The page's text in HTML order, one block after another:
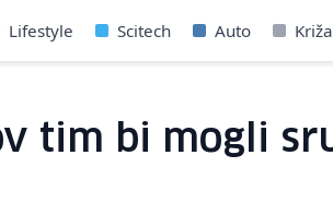
Lifestyle Scitech Auto
tim bi mogli